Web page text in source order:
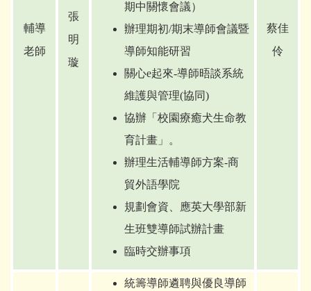
輔導
老師
張
明
璇
期中關懷會議）
辦理期初/期末導師會議暨
導師知能研習
關心e起來-導師晤談系統
維護與管理(協同)
協辦「校園療癒犬生命教
育計畫」。
辦理生活輔導師方案-商
貿外語學院
規劃會資、應英大學部新
生班雙導師試辦計畫
臨時交辦事項
蔡佳
伶
統籌導師遴聘與優良導師